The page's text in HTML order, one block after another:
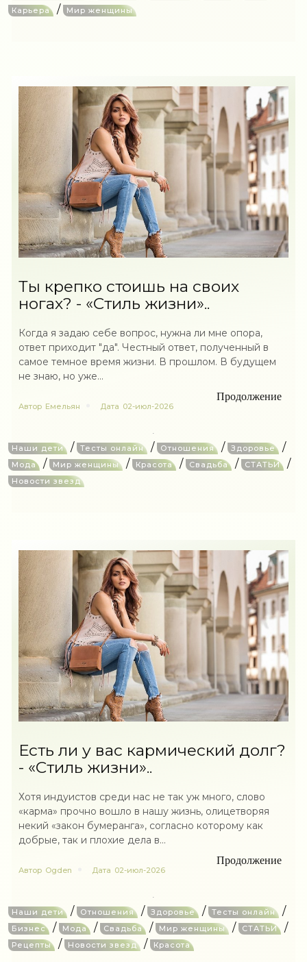
Карьера / Мир женщины
Ты крепко стоишь на своих
ногах? - «Стиль жизни»..
Когда я задаю себе вопрос, нужна ли мне опора,
ответ приходит "да". Честный ответ, полученный в
самое темное время жизни. В прошлом. В будущем
не знаю, но уже...
Продолжение
Автор Емельян Дата 02-июл-2026
Наши дети / Тесты онлайн / Отношения / Здоровье /
Мода / Мир женщины / Красота / Свадьба / СТАТЬИ /
Новости звезд
Есть ли у вас кармический долг?
- «Стиль жизни»..
Хотя индуистов среди нас не так уж много, слово
«карма» прочно вошло в нашу жизнь, олицетворяя
некий «закон бумеранга», согласно которому как
добрые, так и плохие дела в...
Продолжение
Автор Ogden Дата 02-июл-2026
Наши дети / Отношения / Здоровье / Тесты онлайн /
Бизнес / Мода / Свадьба / Мир женщины / СТАТЬИ /
Рецепты / Новости звезд / Красота